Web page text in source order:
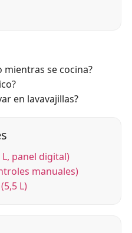
mientras se cocina?
en lavavajillas?
panel digital)
manuales)
L)